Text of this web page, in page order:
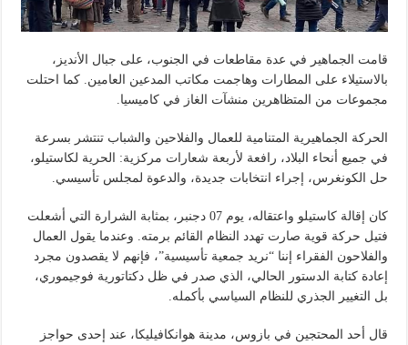
قامت الجماهير في عدة مقاطعات في الجنوب، على جبال الأنديز،
بالاستيلاء على المطارات وهاجمت مكاتب المدعين العامين. كما احتلت
مجموعات من المتظاهرين منشآت الغاز في كاميسيا.
الحركة الجماهيرية المتنامية للعمال والفلاحين والشباب تنتشر بسرعة
في جميع أنحاء البلاد، رافعة لأربعة شعارات مركزية: الحرية لكاستيلو،
حل الكونغرس، إجراء انتخابات جديدة، والدعوة لمجلس تأسيسي.
كان إقالة كاستيلو واعتقاله، يوم 07 دجنبر، بمثابة الشرارة التي أشعلت
فتيل حركة قوية صارت تهدد النظام القائم برمته. وعندما يقول العمال
والفلاحون الفقراء إننا “نريد جمعية تأسيسية”، فإنهم لا يقصدون مجرد
إعادة كتابة الدستور الحالي، الذي صدر في ظل دكتاتورية فوجيموري،
بل التغيير الجذري للنظام السياسي بأكمله.
قال أحد المحتجين في بازوس، مدينة هوانكافيليكا، عند إحدى حواجز